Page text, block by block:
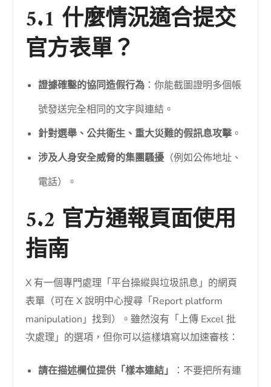
5.1 什麼情況適合提交
官方表單？
證據確鑿的協同造假行為 ：你能截圖證明多個帳
號發送完全相同的文字與連結。
針對選舉、公共衛生、重大災難的假訊息攻擊。
涉及人身安全威脅的集團騷擾 （例如公佈地址、
電話）。
5.2 官方通報頁面使用
指南
X 有一個專門處理「平台操縱與垃圾訊息」的網頁
表單（可在 X 說明中心搜尋「Report platform
manipulation」找到）。雖然沒有「上傳 Excel 批
次處理」的選項，但你可以這樣填寫以加速審核：
請在描述欄位提供「樣本連結」
：不要把所有連